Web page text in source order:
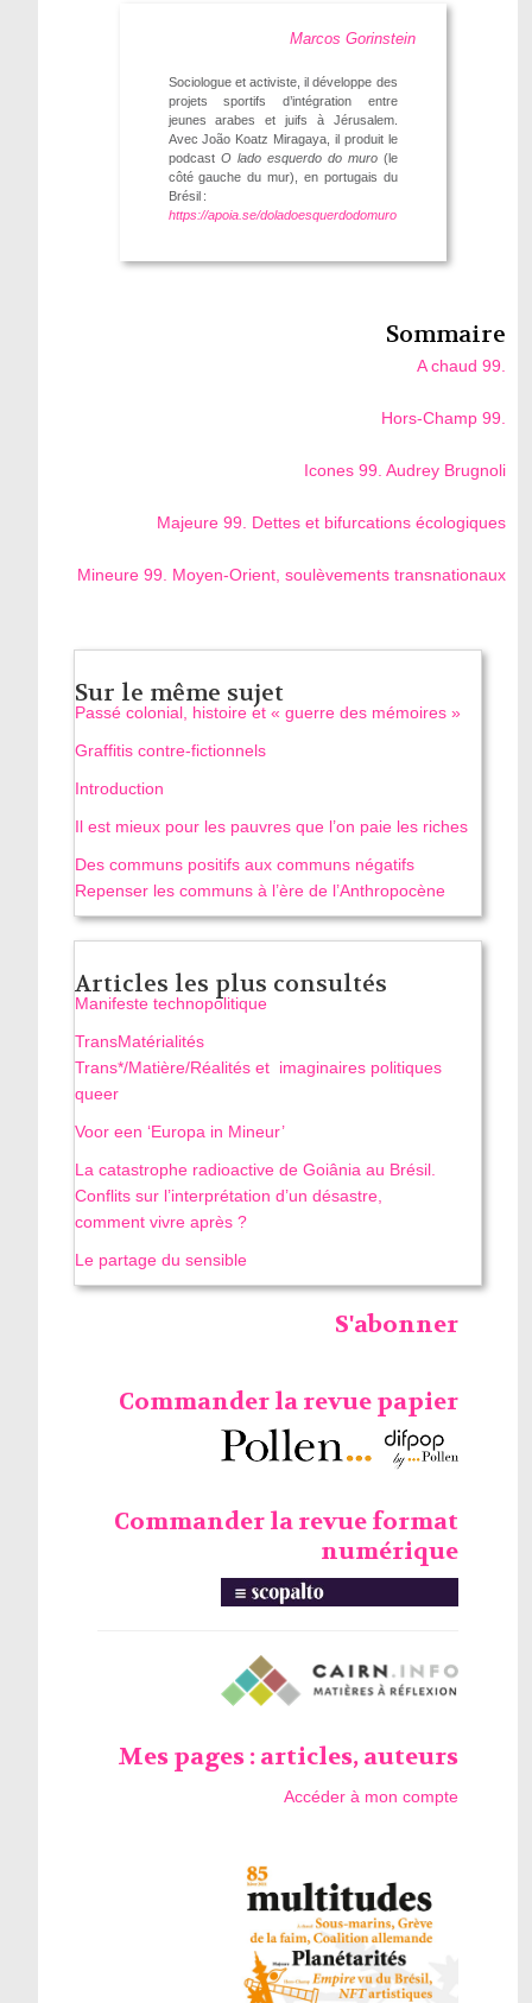
Marcos Gorinstein
Sociologue et activiste, il développe des
projets sportifs d’intégration entre
jeunes arabes et juifs à Jérusalem.
Avec João Koatz Miragaya, il produit le
podcast O lado esquerdo do muro(le
côté gauche du mur), en portugais du
Brésil :
https://apoia.se/doladoesquerdodomuro
Sommaire
A chaud 99.
Hors-Champ 99.
Icones 99. Audrey Brugnoli
Majeure 99. Dettes et bifurcations écologiques
Mineure 99. Moyen-Orient, soulèvements transnationaux
Sur le même sujet
Passé colonial, histoire et « guerre des mémoires »
Graffitis contre-fictionnels
Introduction
Il est mieux pour les pauvres que l’on paie les riches
Des communs positifs aux communs négatifs
Repenser les communs à l’ère de l’Anthropocène
Articles les plus consultés
Manifeste technopolitique
TransMatérialités
Trans*/Matière/Réalités et imaginaires politiques
queer
Voor een ‘Europa in Mineur’
La catastrophe radioactive de Goiânia au Brésil.
Conflits sur l’interprétation d’un désastre,
comment vivre après ?
Le partage du sensible
S'abonner
Commander la revue papier
Commander la revue format
numérique
Mes pages : articles, auteurs
Accéder à mon compte